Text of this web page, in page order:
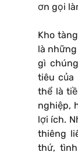
ơn gọi
Kho
là
gì
tiêu của
thể là
nghiệp,
lợi ích.
thiêng
thứ,